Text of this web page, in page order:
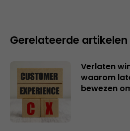
Gerelateerde artikelen
Verlaten
waarom
bewezen